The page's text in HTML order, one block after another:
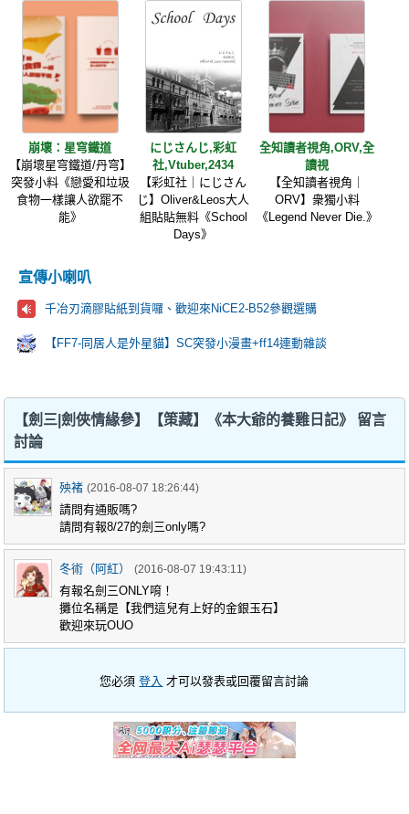
崩壞：星穹鐵道
【崩壞星穹鐵道/丹穹】
突發小料《戀愛和垃圾
食物一樣讓人欲罷不
能》
にじさんじ,彩虹
社,Vtuber,2434
【彩虹社｜にじさん
じ】Oliver&Leos大人
組貼貼無料《School
Days》
全知讀者視角,ORV,全
讀視
【全知讀者視角｜
ORV】衆獨小料
《Legend Never Die.》
宣傳小喇叭
千冶刃滴膠貼紙到貨囉、歡迎來NiCE2-B52參觀選購
【FF7-同居人是外星貓】SC突發小漫畫+ff14連動雜談
【劍三|劍俠情緣參】【策藏】《本大爺的養雞日記》 留言
討論
殃褚 (2016-08-07 18:26:44)
請問有通販嗎?
請問有報8/27的劍三only嗎?
冬術（阿紅） (2016-08-07 19:43:11)
有報名劍三ONLY唷！
攤位名稱是【我們這兒有上好的金銀玉石】
歡迎來玩OUO
您必須登入 才可以發表或回覆留言討論